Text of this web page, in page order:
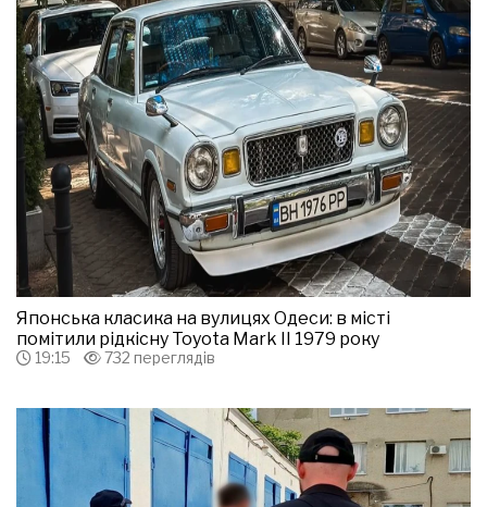
Японська класика на вулицях Одеси: в місті
помітили рідкісну Toyota Mark II 1979 року
19:15 732 переглядів